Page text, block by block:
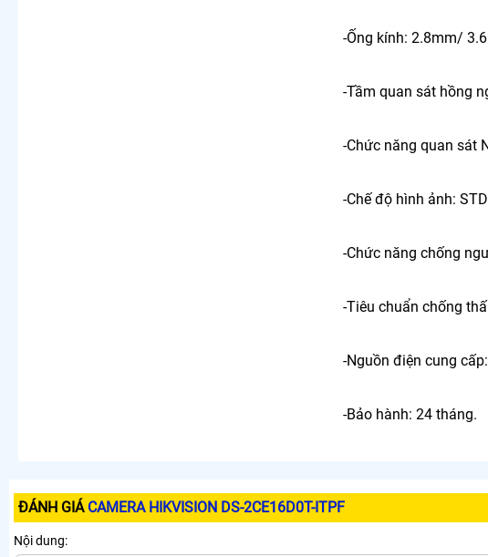
-Ống kính: 2.8mm/
-Tầm quan sát hồng
-Chức năng quan sát
-Chế độ hình ảnh:
-Chức năng chống
-Tiêu chuẩn chống
-Nguồn điện cung
-Bảo hành: 24 tháng.
ĐÁNH GIÁ CAMERA HIKVISION DS-2CE16D0T-ITPF
Nội dung: